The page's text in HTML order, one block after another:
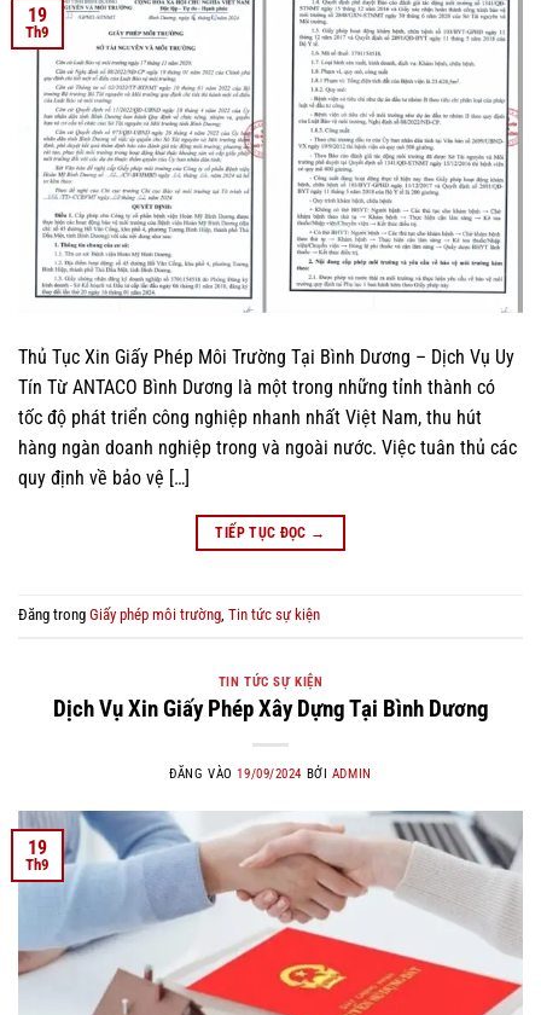
19
Th9
Thủ Tục Xin Giấy Phép Môi Trường Tại Bình Dương – Dịch Vụ Uy
Tín Từ ANTACO Bình Dương là một trong những tỉnh thành có
tốc độ phát triển công nghiệp nhanh nhất Việt Nam, thu hút
hàng ngàn doanh nghiệp trong và ngoài nước. Việc tuân thủ các
quy định về bảo vệ […]
TIẾP TỤC ĐỌC →
Đăng trong Giấy phép môi trường, Tin tức sự kiện
TIN TỨC SỰ KIỆN
Dịch Vụ Xin Giấy Phép Xây Dựng Tại Bình Dương
ĐĂNG VÀO19/09/2024 BỞI ADMIN
19
Th9